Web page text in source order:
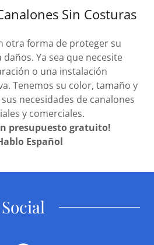
Sin Costuras
otra forma de proteger su
Ya sea que necesite
o una instalación
Tenemos su color, tamaño y
necesidades de canalones
y comerciales.
presupuesto gratuito!
Español
Social